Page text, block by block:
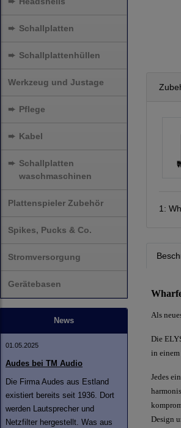
➨ Schallplatten
➨ Schallplattenhüllen
Werkzeug und Justage
➨ Pflege
➨ Kabel
➨ Schallplatten
waschmaschinen
Plattenspieler Zubehör
Spikes, Pucks & Co.
Stromversorgung
Gerätebasen
News
01.05.2025
Audes bei TM Audio
Die Firma Audes aus Estland
existiert bereits seit 1936. Dort
werden Lautsprecher und
Netzfilter hergestellt. Was aus
1:
Als
Die
in
Jedes
Design